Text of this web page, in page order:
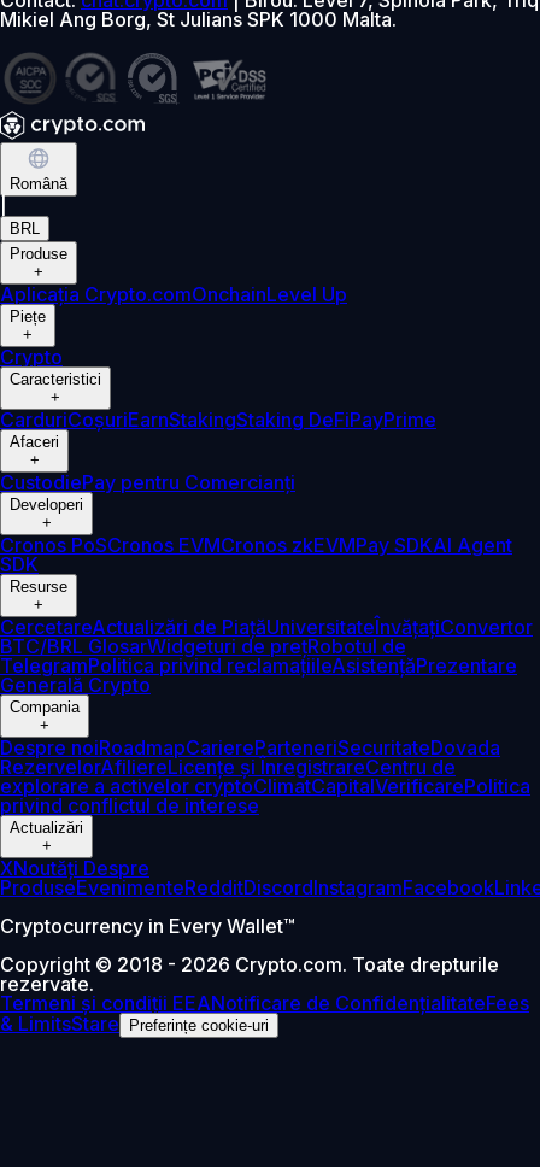
Mikiel Ang Borg, St Julians SPK 1000 Malta.
Română
BRL
Produse
+
Aplicația Crypto.comOnchainLevel Up
Piețe
+
Crypto
Caracteristici
+
CarduriCoșuriEarnStakingStaking DeFiPayPrime
Afaceri
+
CustodiePay pentru Comercianți
Developeri
+
Cronos PoSCronos EVMCronos zkEVMPay SDKAI Agent
SDK
Resurse
+
CercetareActualizări de PiațăUniversitateÎnvățațiConvertor
BTC/BRL GlosarWidgeturi de prețRobotul de
TelegramPolitica privind reclamațiileAsistențăPrezentare
Generală Crypto
Compania
+
Despre noiRoadmapCariereParteneriSecuritateDovada
RezervelorAfiliereLicențe și ÎnregistrareCentru de
explorare a activelor cryptoClimatCapitalVerificarePolitica
privind conflictul de interese
Actualizări
+
XNoutăți Despre
ProduseEvenimenteRedditDiscordInstagramFacebook
Cryptocurrency in Every Wallet™
Copyright © 2018 - 2026 Crypto.com. Toate drepturile
rezervate.
Termeni și condiții EEANotificare de ConfidențialitateFees
& LimitsStare Preferințe cookie-uri